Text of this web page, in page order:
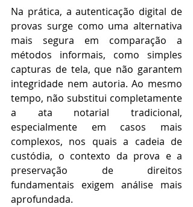
Na prática, a autenticação digital de
provas surge como uma alternativa
mais segura em comparação a
métodos informais, como simples
capturas de tela, que não garantem
integridade nem autoria. Ao mesmo
tempo, não substitui completamente
a ata notarial tradicional,
especialmente em casos mais
complexos, nos quais a cadeia de
custódia, o contexto da prova e a
preservação de direitos
fundamentais exigem análise mais
aprofundada.